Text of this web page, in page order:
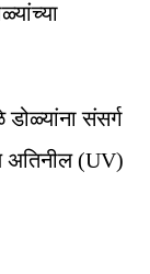
संसर्ग
अतिनील (UV)